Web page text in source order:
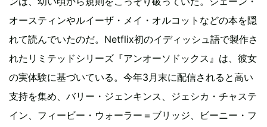
オースティンやルイーザ・メイ・オルコットなどの本を隠
れて読んでいたのだ。Netflix初のイディッシュ語で製作さ
れたリミテッドシリーズ『アンオーソドックス』は、彼女
の実体験に基づいている。今年3月末に配信されると高い
支持を集め、バリー・ジェンキンス、ジェシカ・チャステ
イン、フィービー・ウォーラー＝ブリッジ、ビーニー・フ